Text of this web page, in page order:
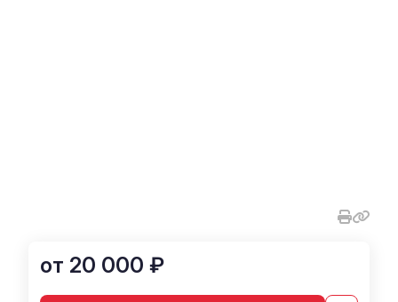
от 20 000 ₽